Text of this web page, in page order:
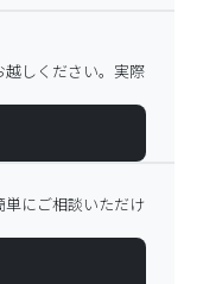
しください。実際
にご相談いただけ